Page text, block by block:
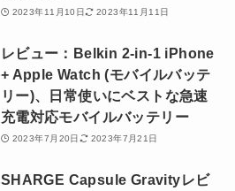
2023年11月10日 2023年11月11日
レビュー：Belkin 2-in-1 iPhone
+ Apple Watch (モバイルバッテ
リー)、日常使いにベストな急速
充電対応モバイルバッテリー
2023年7月20日 2023年7月21日
SHARGE Capsule Gravityレビ